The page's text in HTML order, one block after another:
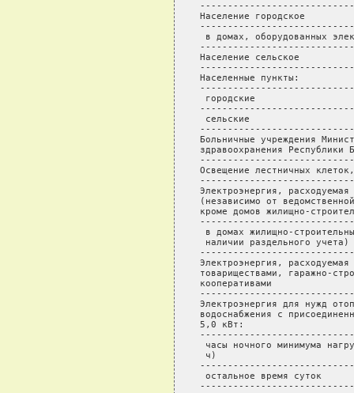
Население
в домах, оборудованных
Население сельское
Населенные пункты:
городские
сельские
Больничные учреждения
здравоохранения
Освещение лестничных
Электроэнергия,
(независимо от
кроме домов жилищно-
в домах жилищно-
наличии раздельного
Электроэнергия,
товариществами, гаражно-
кооперативами
Электроэнергия для нужд
водоснабжения с
5,0 кВт:
часы ночного минимума
ч)
остальное время